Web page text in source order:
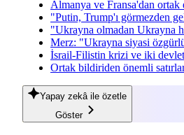
Almanya ve Fransa'dan ortak
"Putin, Trump'ı görmezden
"Ukrayna olmadan Ukrayna
Merz: "Ukrayna siyasi
İsrail-Filistin krizi ve iki
Ortak bildiriden önemli
Yapay zekâ ile özetle
Göster